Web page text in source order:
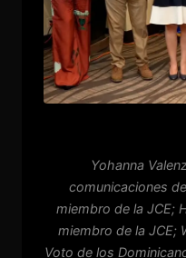
Yohanna
comunicaciones
miembro de la JCE;
miembro de la JCE;
Voto de los